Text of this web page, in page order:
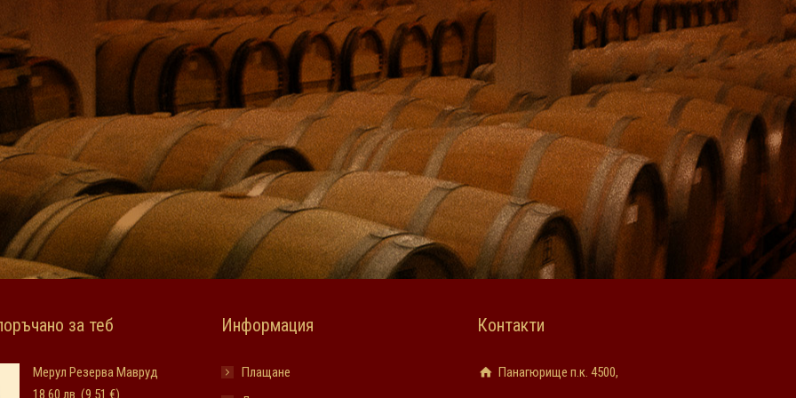
за теб
Мерул Резерва Мавруд
18.60 лв. (9.51 €)
Информация
Плащане
Контакти
Панагюрище п.к. 4500,